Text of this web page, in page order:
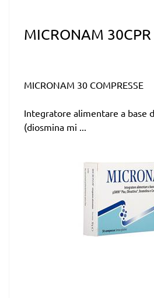
MICRONAM 30CPR
MICRONAM 30 COMPRESSE
Integratore alimentare a base
(diosmina mi ...